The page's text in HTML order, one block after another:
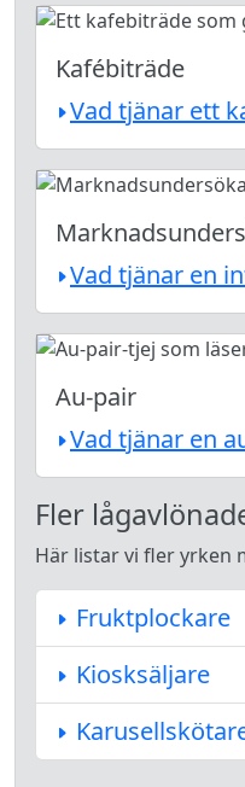
Kafébiträde
Vad tjänar ett
Vad tjänar en
Au-pair
Vad tjänar en
Fler
Här listar vi fler yrken
Fruktplockare
Kiosksäljare